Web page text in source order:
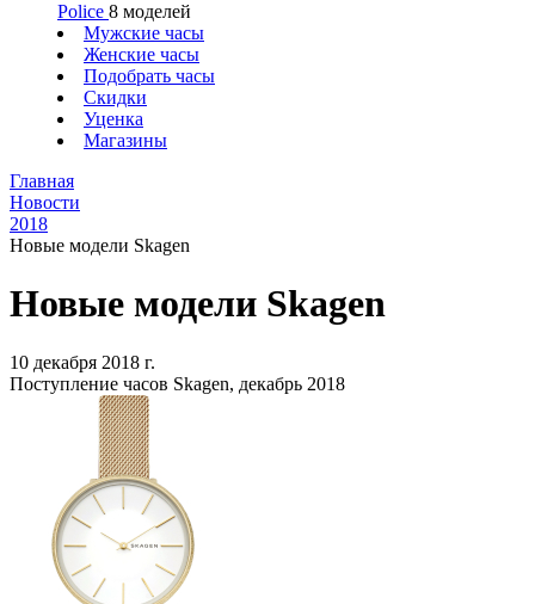
Police 8 моделей
Мужские часы
Женские часы
Подобрать часы
Скидки
Уценка
Магазины
Главная
Новости
2018
Новые модели Skagen
Новые модели Skagen
10 декабря 2018 г.
Поступление часов Skagen, декабрь 2018